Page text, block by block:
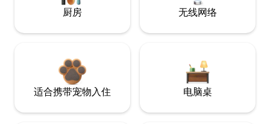
厨房 无线网络
适合携带宠物入住 电脑桌